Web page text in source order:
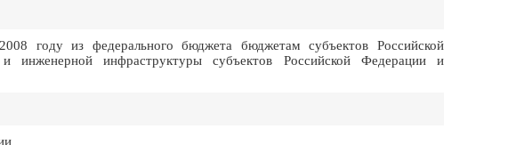
году из федерального бюджета бюджетам субъектов Российской
инженерной инфраструктуры субъектов Российской Федерации и